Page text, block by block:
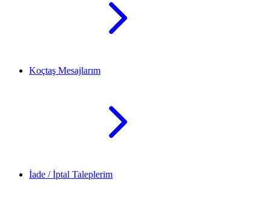
Koçtaş Mesajlarım
İade / İptal Taleplerim